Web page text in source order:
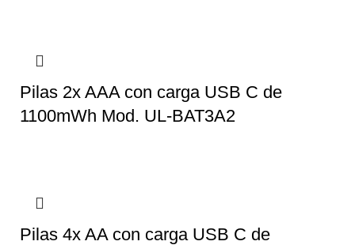
Pilas 2x AAA con carga USB C de
1100mWh Mod. UL-BAT3A2
Pilas 4x AA con carga USB C de